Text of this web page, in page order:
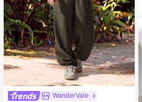
WanderVale